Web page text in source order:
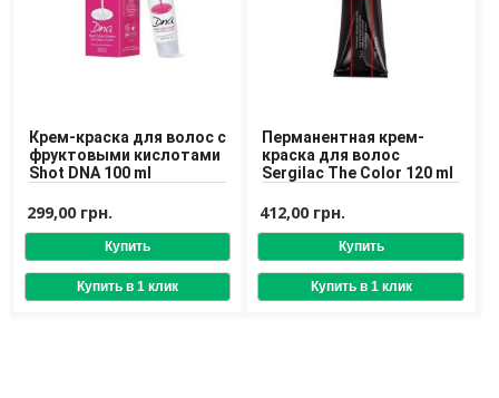
Крем-краска для волос с
фруктовыми кислотами
Shot DNA 100 ml
299,00 грн.
Перманентная крем-
краска для волос
Sergilac The Color 120 ml
412,00 грн.